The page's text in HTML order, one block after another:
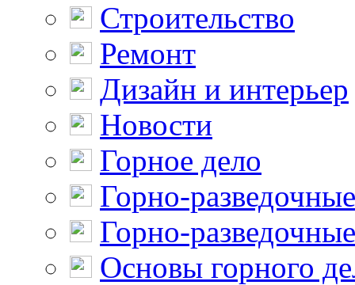
Строительство
Ремонт
Дизайн и интерьер
Новости
Горное дело
Горно-
Горно-
Основы горного